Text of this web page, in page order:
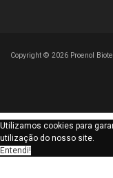
Copyright © 2026 Proenol
Utilizamos cookies para
utilização do nosso site.
Entendi!